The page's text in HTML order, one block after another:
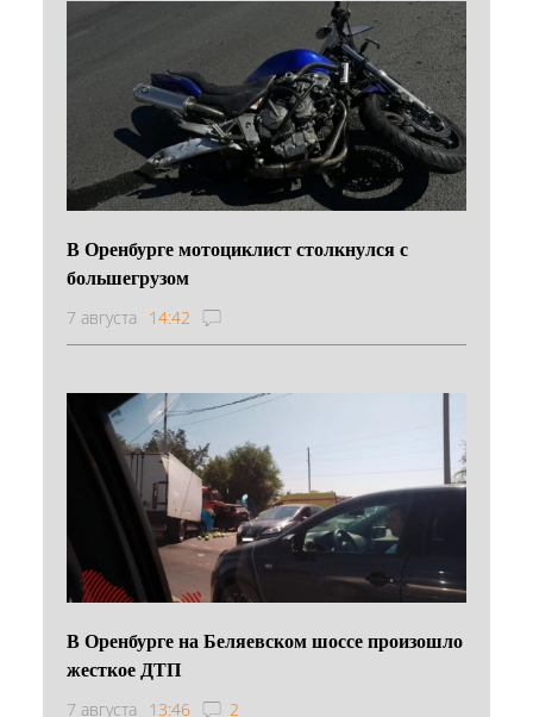
В Оренбурге мотоциклист столкнулся с
большегрузом
7 августа 14:42
В Оренбурге на Беляевском шоссе произошло
жесткое ДТП
7 августа 13:46 2